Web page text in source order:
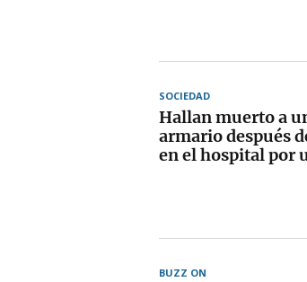
SOCIEDAD
Hallan muerto a
armario después
en el hospital por
BUZZ ON